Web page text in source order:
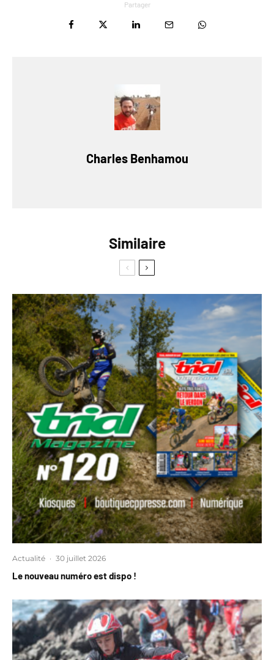
Partager
Charles Benhamou
Similaire
Actualité · 30 juillet 2026
Le nouveau numéro est dispo !